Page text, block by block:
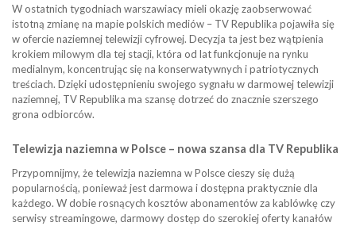
W ostatnich tygodniach warszawiacy mieli okazję zaobserwować
istotną zmianę na mapie polskich mediów – TV Republika pojawiła się
w ofercie naziemnej telewizji cyfrowej. Decyzja ta jest bez wątpienia
krokiem milowym dla tej stacji, która od lat funkcjonuje na rynku
medialnym, koncentrując się na konserwatywnych i patriotycznych
treściach. Dzięki udostępnieniu swojego sygnału w darmowej telewizji
naziemnej, TV Republika ma szansę dotrzeć do znacznie szerszego
grona odbiorców.
Telewizja naziemna w Polsce – nowa szansa dla TV Republika
Przypomnijmy, że telewizja naziemna w Polsce cieszy się dużą
popularnością, ponieważ jest darmowa i dostępna praktycznie dla
każdego. W dobie rosnących kosztów abonamentów za kablówkę czy
serwisy streamingowe, darmowy dostęp do szerokiej oferty kanałów